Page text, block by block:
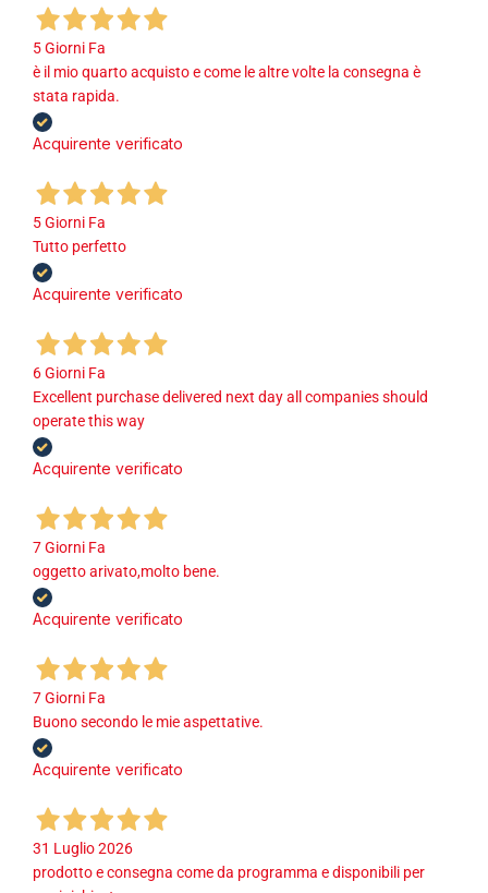
5 Giorni Fa
è il mio quarto acquisto e come le altre volte la consegna è
stata rapida.
Acquirente verificato
5 Giorni Fa
Tutto perfetto
Acquirente verificato
6 Giorni Fa
Excellent purchase delivered next day all companies should
operate this way
Acquirente verificato
7 Giorni Fa
oggetto arivato,molto bene.
Acquirente verificato
7 Giorni Fa
Buono secondo le mie aspettative.
Acquirente verificato
31 Luglio 2026
prodotto e consegna come da programma e disponibili per